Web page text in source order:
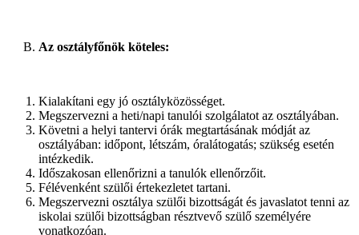
Az osztályfőnök köteles:
Kialakítani egy jó osztályközösséget.
Megszervezni a heti/napi tanulói szolgálatot az osztályában.
Követni a helyi tantervi órák megtartásának módját az
osztályában: időpont, létszám, óralátogatás; szükség esetén
intézkedik.
Időszakosan ellenőrizni a tanulók ellenőrzőit.
Félévenként szülői értekezletet tartani.
Megszervezni osztálya szülői bizottságát és javaslatot tenni az
iskolai szülői bizottságban résztvevő szülő személyére
vonatkozóan.